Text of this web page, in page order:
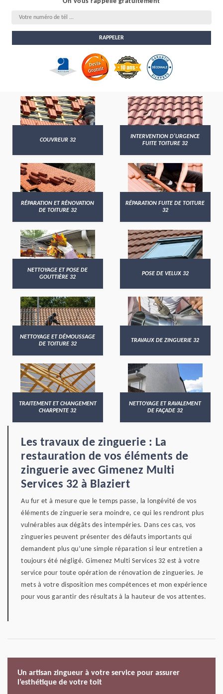
COUVREUR 32
INTERVENTION D'URGENCE
FUITE TOITURE 32
RÉPARATION ET RÉNOVATION
DE TOITURE 32
RÉPARATION FUITE DE TOITURE
32
NETTOYAGE ET POSE DE
GOUTTIÈRE 32
POSE DE VELUX 32
NETTOYAGE ET DÉMOUSSAGE
DE TOITURE 32
TRAVAUX DE ZINGUERIE 32
TRAITEMENT ET CHANGEMENT
CHARPENTE 32
NETTOYAGE ET RAVALEMENT
DE FAÇADE 32
Les travaux de zinguerie : La
restauration de vos éléments de
zinguerie avec Gimenez Multi
Services 32 à Blaziert
Au fur et à mesure que le temps passe, la longévité de vos
éléments de zinguerie sera moindre, ce qui les rendront plus
vulnérables aux dégâts des intempéries. Dans ces cas, vos
zingueries peuvent présenter des défauts importants qui
demandent plus qu’une simple réparation si leur entretien a
toujours été négligé. Gimenez Multi Services 32 est à votre
service pour toute opération de rénovation de zingueries. Je
mets à votre disposition mes compétences et mon expérience
pour vous garantir des résultats à la hauteur de vos attentes.
Un artisan zingueur à votre service pour assurer
l’esthétique de votre toit